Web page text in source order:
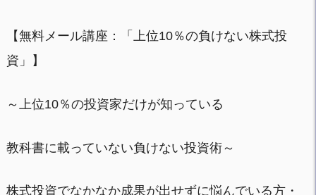
【無料メール講座：「上位10％の負けない株式投
資」】
～上位10％の投資家だけが知っている
教科書に載っていない負けない投資術～
株式投資でなかなか成果が出せずに悩んでいる方・